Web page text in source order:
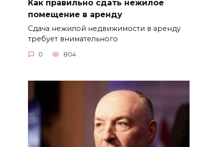
Как правильно сдать нежилое
помещение в аренду
Сдача нежилой недвижимости в аренду
требует внимательного
0 804